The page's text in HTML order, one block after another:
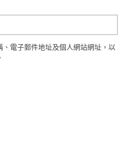
、電子郵件地址及個人網站網址，以